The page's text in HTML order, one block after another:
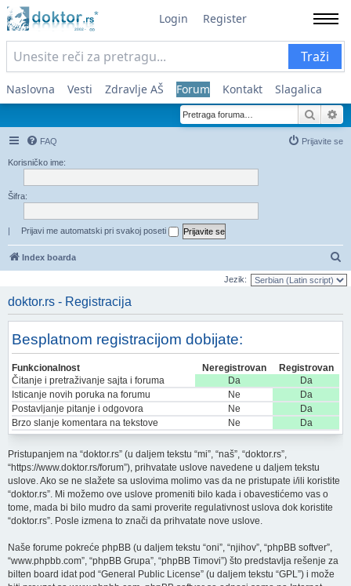
Login Register
Traži
Naslovna Vesti Zdravlje AŠ Forum Kontakt Slagalica
FAQ Prijavite se
Korisničko ime:
Šifra:
| Prijavi me automatski pri svakoj poseti
Index boarda
Jezik:
doktor.rs - Registracija
Besplatnom registracijom dobijate:
Funkcionalnost Neregistrovan
Registrovan
Čitanje i pretraživanje sajta i foruma
Da
Da
Isticanje novih poruka na forumu
Ne
Da
Postavljanje pitanje i odgovora
Ne
Da
Brzo slanje komentara na tekstove
Ne Da
Pristupanjem na “doktor.rs” (u daljem tekstu “mi”, “naš”, “doktor.rs”,
“https://www.doktor.rs/forum”), prihvatate uslove navedene u daljem tekstu
uslove. Ako se ne slažete sa uslovima molimo vas da ne pristupate i/ili koristite
“doktor.rs”. Mi možemo ove uslove promeniti bilo kada i obavestićemo vas o
tome, mada bi bilo mudro da sami proverite regulativnost uslova dok koristite
“doktor.rs”. Posle izmena to znači da prihvatate nove uslove.
Naše forume pokreće phpBB (u daljem tekstu “oni”, “njihov”, “phpBB softver”,
“www.phpbb.com”, “phpBB Grupa”, “phpBB Timovi”) što predstavlja rešenje za
bilten board idat pod “General Public License” (u daljem tekstu “GPL”) i može